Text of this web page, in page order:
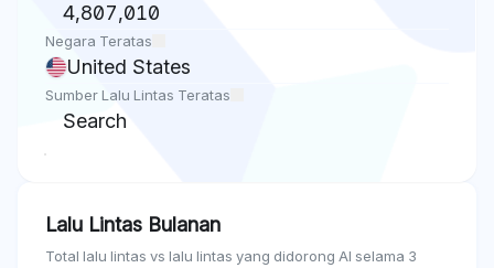
4,807,010
Negara Teratas
United States
Sumber Lalu Lintas Teratas
Search
Lalu Lintas Bulanan
Total lalu lintas vs lalu lintas yang didorong AI selama 3